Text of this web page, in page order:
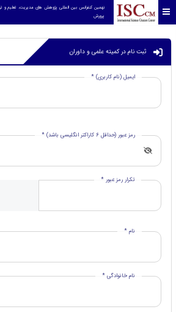
پرورش
ثبت نام در کمیته علمی و داوران
ایمیل (نام کاربری) *
رمز عبور (حداقل 6 کاراکتر انگلیسی باشد) *
تکرار رمز عبور *
نام *
نام خانوادگی *